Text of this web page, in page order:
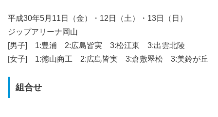
平成30年5月11日（金）・12日（土）・13日（日）
ジップアリーナ岡山
[男子] 1:豊浦 2:広島皆実 3:松江東 3:出雲北陵
[女子] 1:徳山商工 2:広島皆実 3:倉敷翠松 3:美鈴が丘
組合せ